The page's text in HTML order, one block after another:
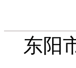
东阳